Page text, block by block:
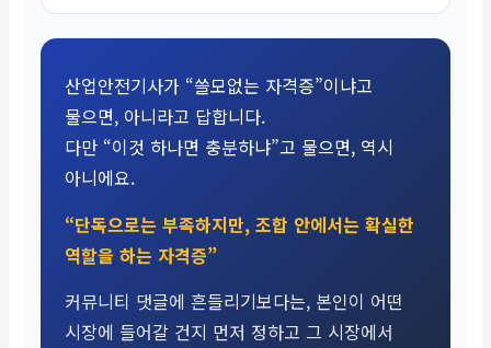
산업안전기사가 “쓸모없는 자격증”이냐고
물으면, 아니라고 답합니다.
다만 “이것 하나면 충분하냐”고 물으면, 역시
아니에요.
“단독으로는 부족하지만, 조합 안에서는 확실한
역할을 하는 자격증”
커뮤니티 댓글에 흔들리기보다는, 본인이 어떤
시장에 들어갈 건지 먼저 정하고 그 시장에서